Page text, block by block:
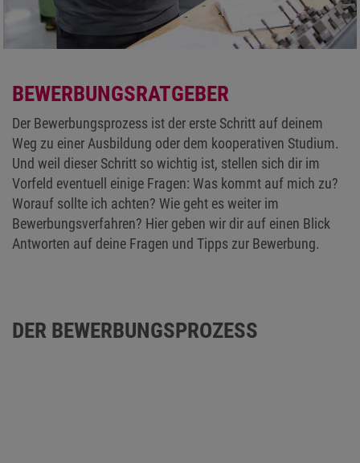
BEWERBUNGSRATGEBER
Der Bewerbungsprozess ist der erste Schritt auf deinem
Weg zu einer Ausbildung oder dem kooperativen Studium.
Und weil dieser Schritt so wichtig ist, stellen sich dir im
Vorfeld eventuell einige Fragen: Was kommt auf mich zu?
Worauf sollte ich achten? Wie geht es weiter im
Bewerbungsverfahren? Hier geben wir dir auf einen Blick
Antworten auf deine Fragen und Tipps zur Bewerbung.
DER BEWERBUNGSPROZESS